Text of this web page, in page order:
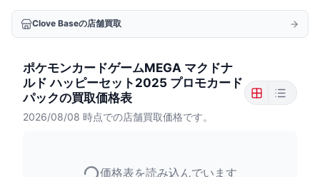
Clove Baseの店舗買取
ポケモンカードゲームMEGA マクドナ
ルド ハッピーセット2025 プロモカード
パックの買取価格表
2026/08/08 時点での店舗買取価格です。
価格表を読み込んでいます